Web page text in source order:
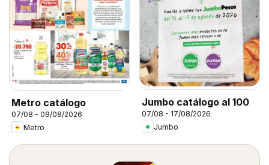
Metro catálogo
07/08 - 09/08/2026
Metro
Jumbo catálogo al 100
07/08 - 17/08/2026
Jumbo